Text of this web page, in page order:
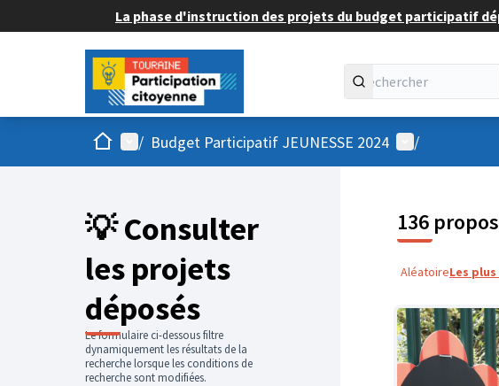
La phase d'instruction des projets du budget participatif
AccueilMenu principal
/ Budget Participatif JEUNESSE 2024 Menu utilisateur
/
💡 Consulter
les projets
déposés
Le formulaire ci-dessous filtre
dynamiquement les résultats de la
recherche lorsque les conditions de
recherche sont modifiées.
136
AléatoireLes